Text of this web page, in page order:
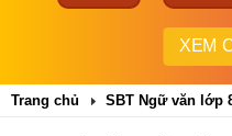
XEM
Trang chủ SBT Ngữ văn lớp